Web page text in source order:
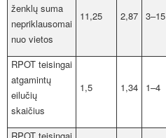
ženklų suma
nepriklausomai
nuo vietos
11,25 2,87 3–15
RPOT teisingai
atgamintų
eilučių
skaičius
1,5 1,34 1–4
RPOT teisingai